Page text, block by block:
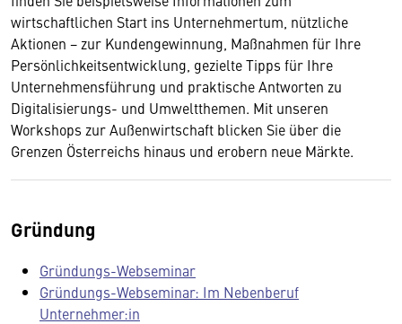
wirtschaftlichen Start ins Unternehmertum, nützliche
Aktionen − zur Kundengewinnung, Maßnahmen für Ihre
Persönlichkeitsentwicklung, gezielte Tipps für Ihre
Unternehmensführung und praktische Antworten zu
Digitalisierungs- und Umweltthemen. Mit unseren
Workshops zur Außenwirtschaft blicken Sie über die
Grenzen Österreichs hinaus und erobern neue Märkte.
Gründung
Gründungs-Webseminar
Gründungs-Webseminar: Im Nebenberuf
Unternehmer:in